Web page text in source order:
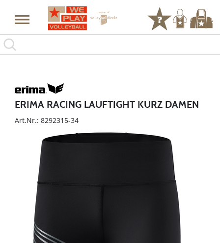
ERIMA RACING LAUFTIGHT KURZ DAMEN
Art.Nr.: 8292315-34